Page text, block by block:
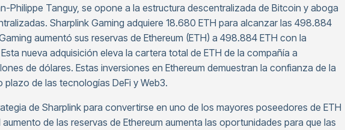
Philippe Tanguy, se opone a la estructura descentralizada de Bitcoin y aboga
Sharplink Gaming adquiere 18.680 ETH para alcanzar las 498.884
aumentó sus reservas de Ethereum (ETH) a 498.884 ETH con la
nueva adquisición eleva la cartera total de ETH de la compañía a
de dólares. Estas inversiones en Ethereum demuestran la confianza de la
de las tecnologías DeFi y Web3.
de Sharplink para convertirse en uno de los mayores poseedores de ETH
aumento de las reservas de Ethereum aumenta las oportunidades para que las